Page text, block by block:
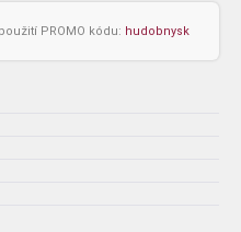
PROMO kódu: hudobnysk